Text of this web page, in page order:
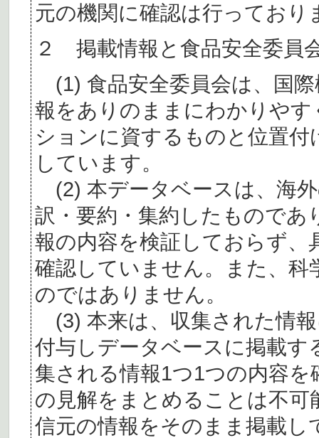
元の機関に確認は行っており
２ 掲載情報と食品安全委員
(1) 食品安全委員会は、国
報をありのままにわかりや
ションに資するものと位置
しています。
(2) 本データベースは、海
訳・要約・集約したものであ
報の内容を検証しておらず、
確認していません。また、
のではありません。
(3) 本来は、収集された情
付与しデータベースに掲載
集される情報1つ1つの内容
の見解をまとめることは不
信元の情報をそのまま掲載し